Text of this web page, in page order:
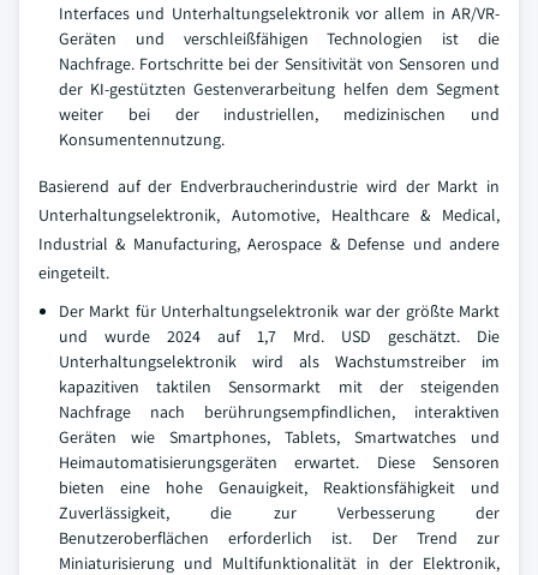
Interfaces und Unterhaltungselektronik vor allem in AR/VR-
Geräten und verschleißfähigen Technologien ist die
Nachfrage. Fortschritte bei der Sensitivität von Sensoren und
der KI-gestützten Gestenverarbeitung helfen dem Segment
weiter bei der industriellen, medizinischen und
Konsumentennutzung.
Basierend auf der Endverbraucherindustrie wird der Markt in
Unterhaltungselektronik, Automotive, Healthcare & Medical,
Industrial & Manufacturing, Aerospace & Defense und andere
eingeteilt.
Der Markt für Unterhaltungselektronik war der größte Markt
und wurde 2024 auf 1,7 Mrd. USD geschätzt. Die
Unterhaltungselektronik wird als Wachstumstreiber im
kapazitiven taktilen Sensormarkt mit der steigenden
Nachfrage nach berührungsempfindlichen, interaktiven
Geräten wie Smartphones, Tablets, Smartwatches und
Heimautomatisierungsgeräten erwartet. Diese Sensoren
bieten eine hohe Genauigkeit, Reaktionsfähigkeit und
Zuverlässigkeit, die zur Verbesserung der
Benutzeroberflächen erforderlich ist. Der Trend zur
Miniaturisierung und Multifunktionalität in der Elektronik,